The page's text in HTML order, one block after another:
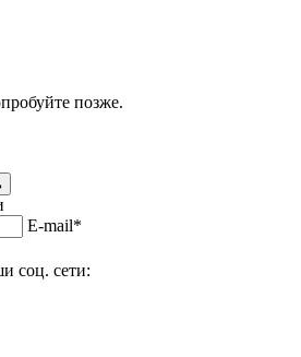
позже.
E-mail*
соц. сети: